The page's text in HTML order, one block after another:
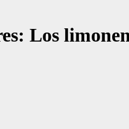
Los